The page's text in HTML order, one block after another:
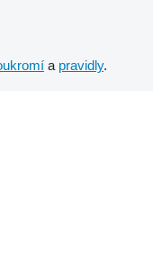
a pravidly.